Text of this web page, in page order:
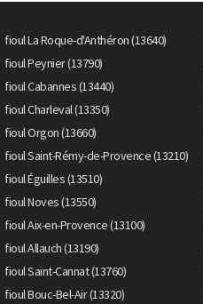
fioul La Roque-d'Anthéron (13640)
fioul Peynier (13790)
fioul Cabannes (13440)
fioul Charleval (13350)
fioul Orgon (13660)
fioul Saint-Rémy-de-Provence (13210)
fioul Éguilles (13510)
fioul Noves (13550)
fioul Aix-en-Provence (13100)
fioul Allauch (13190)
fioul Saint-Cannat (13760)
fioul Bouc-Bel-Air (13320)